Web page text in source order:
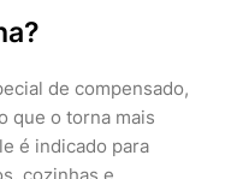
de compensado,
que o torna mais
é indicado para